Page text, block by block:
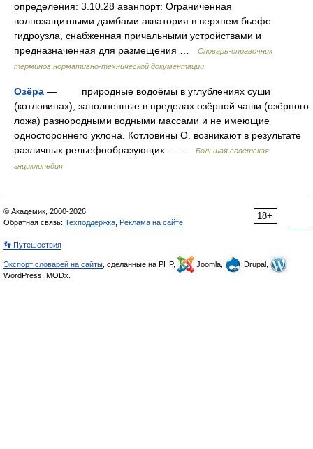
определения: 3.10.28 аванпорт: Ограниченная
волнозащитными дамбами акватория в верхнем бьефе
гидроузла, снабженная причальными устройствами и
предназначенная для размещения …
Словарь-справочник
терминов нормативно-технической документации
Озёра — природные водоёмы в углублениях суши
(котловинах), заполненные в пределах озёрной чаши (озёрного
ложа) разнородными водными массами и не имеющие
одностороннего уклона. Котловины О. возникают в результате
различных рельефообразующих… …
Большая советская
энциклопедия
18+
© Академик, 2000-2026
Обратная связь: Техподдержка Реклама на сайте
👣 Путешествия
Экспорт словарей на сайты , сделанные на PHP, Joomla,
Drupal,
WordPress, MODx.